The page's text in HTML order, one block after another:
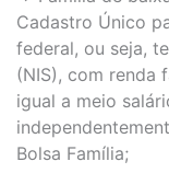
Cadastro Único
federal, ou seja,
(NIS), com renda
igual a meio
Bolsa Família;